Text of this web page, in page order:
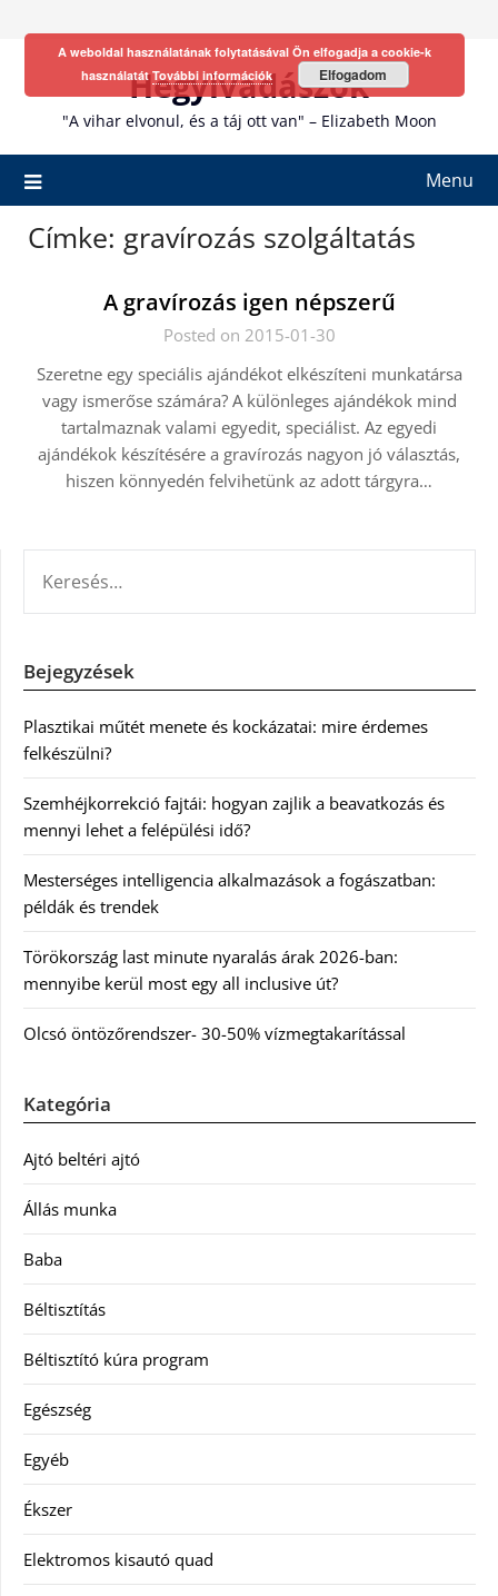
Hegyivadászok
"A vihar elvonul, és a táj ott van" – Elizabeth Moon
Menu
Címke: gravírozás szolgáltatás
A gravírozás igen népszerű
Posted on 2015-01-30
Szeretne egy speciális ajándékot elkészíteni munkatársa
vagy ismerőse számára? A különleges ajándékok mind
tartalmaznak valami egyedit, speciálist. Az egyedi
ajándékok készítésére a gravírozás nagyon jó választás,
hiszen könnyedén felvihetünk az adott tárgyra…
Bejegyzések
Plasztikai műtét menete és kockázatai: mire érdemes
felkészülni?
Szemhéjkorrekció fajtái: hogyan zajlik a beavatkozás és
mennyi lehet a felépülési idő?
Mesterséges intelligencia alkalmazások a fogászatban:
példák és trendek
Törökország last minute nyaralás árak 2026-ban:
mennyibe kerül most egy all inclusive út?
Olcsó öntözőrendszer- 30-50% vízmegtakarítással
Kategória
Ajtó beltéri ajtó
Állás munka
Baba
Béltisztítás
Béltisztító kúra program
Egészség
Egyéb
Ékszer
Elektromos kisautó quad
A weboldal használatának folytatásával Ön elfogadja a cookie-k
használatátTovábbi információk Elfogadom